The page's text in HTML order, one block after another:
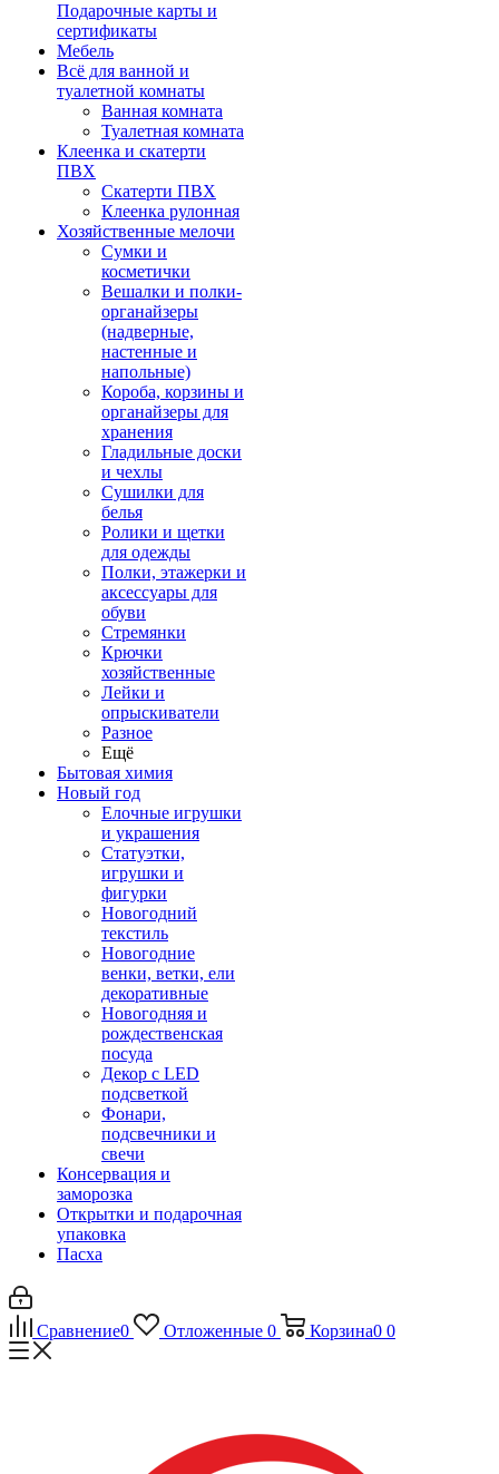
Подарочные карты и
сертификаты
Мебель
Всё для ванной и
туалетной комнаты
Ванная комната
Туалетная комната
Клеенка и скатерти
ПВХ
Скатерти ПВХ
Клеенка рулонная
Хозяйственные мелочи
Сумки и
косметички
Вешалки и полки-
органайзеры
(надверные,
настенные и
напольные)
Короба, корзины и
органайзеры для
хранения
Гладильные доски
и чехлы
Сушилки для
белья
Ролики и щетки
для одежды
Полки, этажерки и
аксессуары для
обуви
Стремянки
Крючки
хозяйственные
Лейки и
опрыскиватели
Разное
Ещё
Бытовая химия
Новый год
Елочные игрушки
и украшения
Статуэтки,
игрушки и
фигурки
Новогодний
текстиль
Новогодние
венки, ветки, ели
декоративные
Новогодняя и
рождественская
посуда
Декор с LED
подсветкой
Фонари,
подсвечники и
свечи
Консервация и
заморозка
Открытки и подарочная
упаковка
Пасха
Сравнение0 Отложенные 0 Корзина0 0